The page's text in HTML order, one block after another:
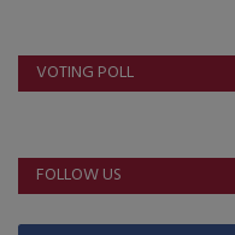
VOTING POLL
FOLLOW US